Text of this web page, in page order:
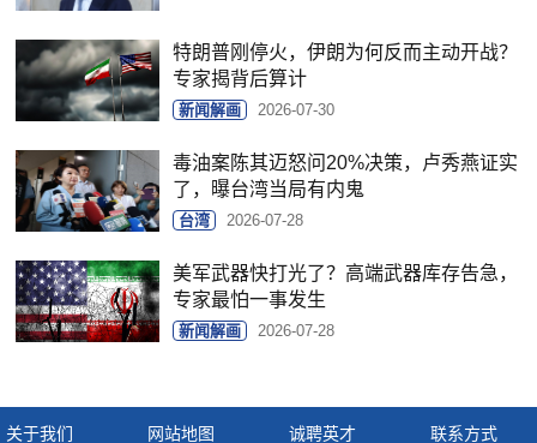
特朗普刚停火，伊朗为何反而主动开战？
专家揭背后算计
新闻解画 2026-07-30
毒油案陈其迈怒问20%决策，卢秀燕证实
了，曝台湾当局有内鬼
台湾 2026-07-28
美军武器快打光了？高端武器库存告急，
专家最怕一事发生
新闻解画 2026-07-28
关于我们 网站地图 诚聘英才 联系方式